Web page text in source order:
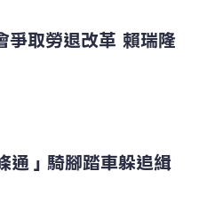
爭取勞退改革 賴瑞隆
通」騎腳踏車躲追緝